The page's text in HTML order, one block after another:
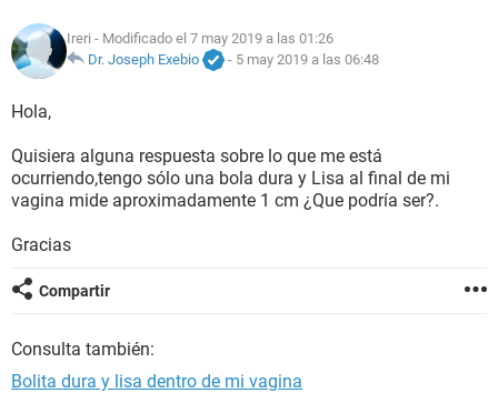
NUTRICIÓN
BIENESTAR
SEXUALIDAD
Ireri - Modificado el 7 may 2019 a las 01:26
Dr. Joseph Exebio
- 5 may 2019 a las 06:48
Hola,
Quisiera alguna respuesta sobre lo que me está
ocurriendo,tengo sólo una bola dura y Lisa al final de mi
vagina mide aproximadamente 1 cm ¿Que podría ser?.
Gracias
Compartir
Consulta también:
Bolita dura y lisa dentro de mi vagina